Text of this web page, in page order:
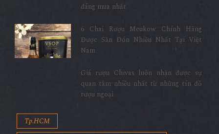
đáng mua nhất
6 Chai Rượu Meukow Chính Hãng
Được Săn Đón Nhiều Nhất Tại Việt
Nam
Giá rượu Chivas luôn nhận được sự
quan tâm nhiều nhất từ những tín đồ
rượu ngoại
Tp.HCM